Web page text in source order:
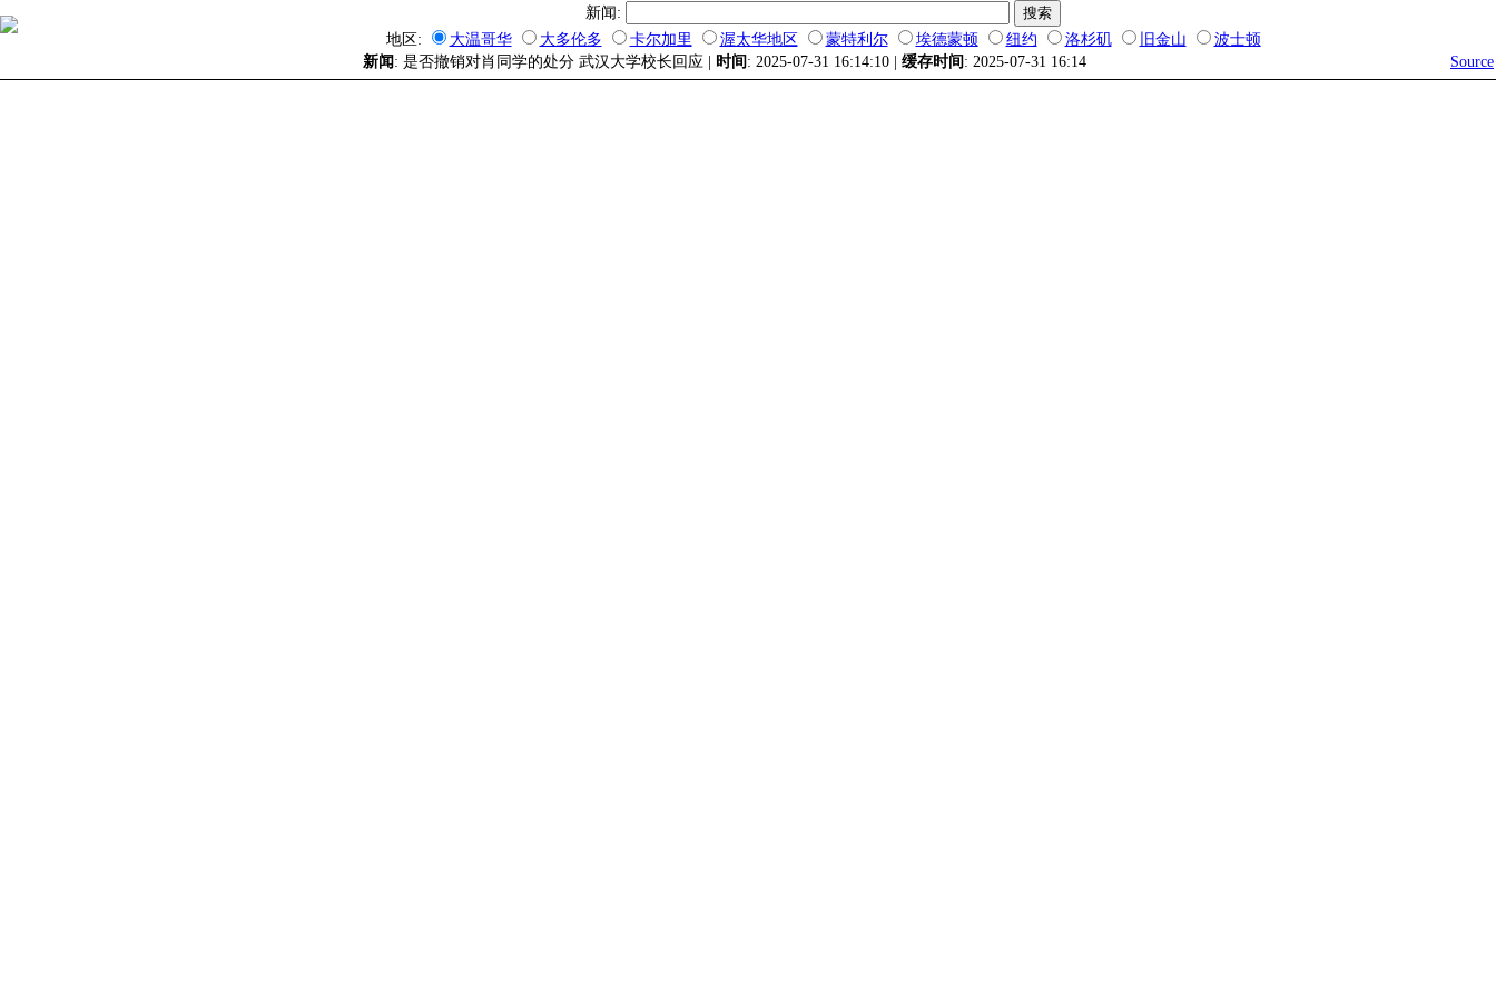
新闻:
地区:
大温哥华 大多伦多 卡尔加里 渥太华地区 蒙特利尔 埃德蒙顿 纽约 洛杉矶 旧金山
波士顿
新闻 : 是否撤销对肖同学的处分 武汉大学校长回应 | 时间 : 2025-07-31 16:14:10 | 缓存时间 : 2025-07-31 16:14 Source